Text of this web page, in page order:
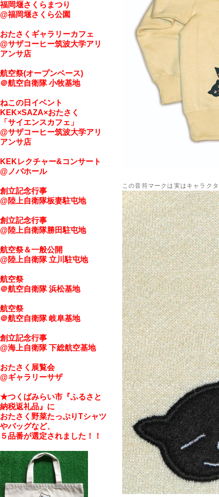
この音符マークは実はキャラク
福岡堰さくらまつり
@福岡堰さくら公園
おたさくギャラリーカフェ
@サザコーヒー筑波大学アリ
アンサ店
航空祭(オープンベース)
＠航空自衛隊 小牧基地
ねこの日イベント
KEK×SAZA×おたさく
「サイエンスカフェ」
@サザコーヒー筑波大学アリ
アンサ店
KEKレクチャー&コンサート
@ノバホール
創立記念行事
@陸上自衛隊板妻駐屯地
創立記念行事
@陸上自衛隊勝田駐屯地
航空祭＆一般公開
@陸上自衛隊 立川駐屯地
航空祭
＠航空自衛隊 浜松基地
航空祭
＠航空自衛隊 岐阜基地
創立記念行事
@海上自衛隊 下総航空基地
おたさく展覧会
@ギャラリーサザ
★つくばみらい市『ふるさと
納税返礼品』に
おたさく野菜たっぷりTシャツ
やバッグなど、
５品番が選定されました！！